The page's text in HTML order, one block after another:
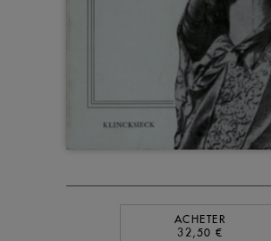
ACHETER
32,50 €